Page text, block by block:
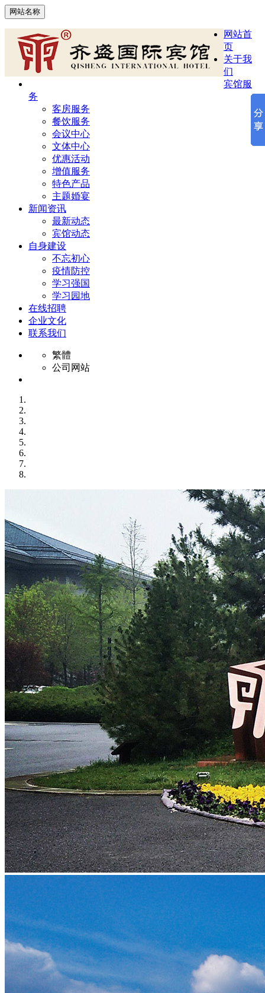
网站名称
网站首
页
关于我
们
宾馆服
务
客房服务
餐饮服务
会议中心
文体中心
优惠活动
增值服务
特色产品
主题婚宴
新闻资讯
最新动态
宾馆动态
自身建设
不忘初心
疫情防控
学习强国
学习园地
在线招聘
企业文化
联系我们
繁體
公司网站